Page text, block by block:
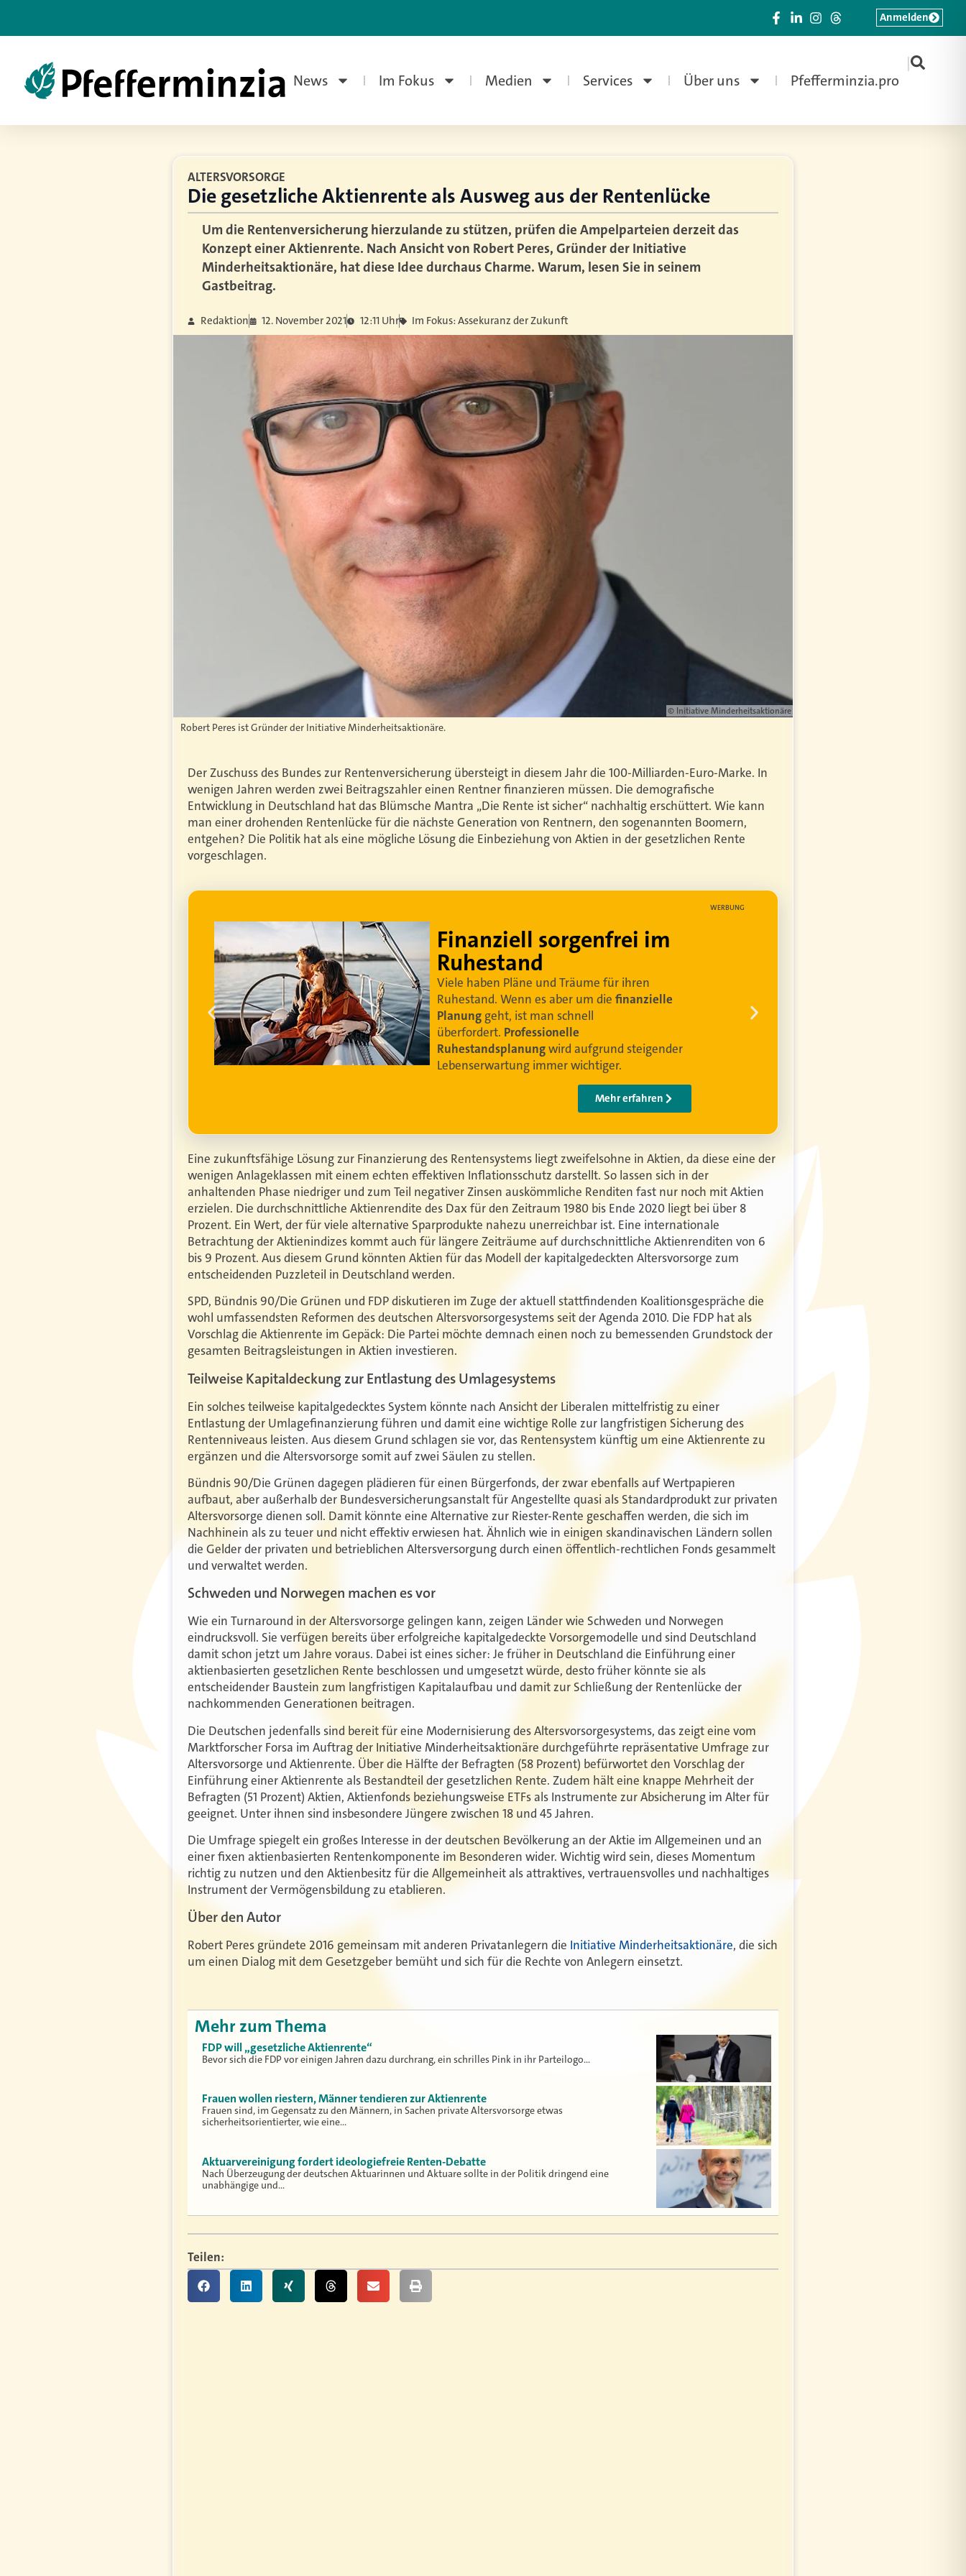
News Im Fokus Medien Services Über uns Pfefferminzia.pro
|
Anmelden
ALTERSVORSORGE
Die gesetzliche Aktienrente als Ausweg aus der Rentenlücke
Um die Rentenversicherung hierzulande zu stützen, prüfen die Ampelparteien derzeit das
Konzept einer Aktienrente. Nach Ansicht von Robert Peres, Gründer der Initiative
Minderheitsaktionäre, hat diese Idee durchaus Charme. Warum, lesen Sie in seinem
Gastbeitrag.
Redaktion 12. November 2021 12:11 Uhr Im Fokus: Assekuranz der Zukunft
© Initiative Minderheitsaktionäre
Robert Peres ist Gründer der Initiative Minderheitsaktionäre.
Der Zuschuss des Bundes zur Rentenversicherung übersteigt in diesem Jahr die 100-Milliarden-Euro-Marke. In
wenigen Jahren werden zwei Beitragszahler einen Rentner finanzieren müssen. Die demografische
Entwicklung in Deutschland hat das Blümsche Mantra „Die Rente ist sicher“ nachhaltig erschüttert. Wie kann
man einer drohenden Rentenlücke für die nächste Generation von Rentnern, den sogenannten Boomern,
entgehen? Die Politik hat als eine mögliche Lösung die Einbeziehung von Aktien in der gesetzlichen Rente
vorgeschlagen.
WERBUNG
Lebe dein bestes Leben
Um sorgenfrei in den Ruhestand zu blicken,
braucht esprofessionelle Ruhestandsplanung
Damit Ihre Kundinnen und Kunden
ihr bestes
Leben leben können
Video anschauen
Eine zukunftsfähige Lösung zur Finanzierung des Rentensystems liegt zweifelsohne in Aktien, da diese eine der
wenigen Anlageklassen mit einem echten effektiven Inflationsschutz darstellt. So lassen sich in der
anhaltenden Phase niedriger und zum Teil negativer Zinsen auskömmliche Renditen fast nur noch mit Aktien
erzielen. Die durchschnittliche Aktienrendite des Dax für den Zeitraum 1980 bis Ende 2020 liegt bei über 8
Prozent. Ein Wert, der für viele alternative Sparprodukte nahezu unerreichbar ist. Eine internationale
Betrachtung der Aktienindizes kommt auch für längere Zeiträume auf durchschnittliche Aktienrenditen von 6
bis 9 Prozent. Aus diesem Grund könnten Aktien für das Modell der kapitalgedeckten Altersvorsorge zum
entscheidenden Puzzleteil in Deutschland werden.
SPD, Bündnis 90/Die Grünen und FDP diskutieren im Zuge der aktuell stattfindenden Koalitionsgespräche die
wohl umfassendsten Reformen des deutschen Altersvorsorgesystems seit der Agenda 2010. Die FDP hat als
Vorschlag die Aktienrente im Gepäck: Die Partei möchte demnach einen noch zu bemessenden Grundstock der
gesamten Beitragsleistungen in Aktien investieren.
Teilweise Kapitaldeckung zur Entlastung des Umlagesystems
Ein solches teilweise kapitalgedecktes System könnte nach Ansicht der Liberalen mittelfristig zu einer
Entlastung der Umlagefinanzierung führen und damit eine wichtige Rolle zur langfristigen Sicherung des
Rentenniveaus leisten. Aus diesem Grund schlagen sie vor, das Rentensystem künftig um eine Aktienrente zu
ergänzen und die Altersvorsorge somit auf zwei Säulen zu stellen.
Bündnis 90/Die Grünen dagegen plädieren für einen Bürgerfonds, der zwar ebenfalls auf Wertpapieren
aufbaut, aber außerhalb der Bundesversicherungsanstalt für Angestellte quasi als Standardprodukt zur privaten
Altersvorsorge dienen soll. Damit könnte eine Alternative zur Riester-Rente geschaffen werden, die sich im
Nachhinein als zu teuer und nicht effektiv erwiesen hat. Ähnlich wie in einigen skandinavischen Ländern sollen
die Gelder der privaten und betrieblichen Altersversorgung durch einen öffentlich-rechtlichen Fonds gesammelt
und verwaltet werden.
Schweden und Norwegen machen es vor
Wie ein Turnaround in der Altersvorsorge gelingen kann, zeigen Länder wie Schweden und Norwegen
eindrucksvoll. Sie verfügen bereits über erfolgreiche kapitalgedeckte Vorsorgemodelle und sind Deutschland
damit schon jetzt um Jahre voraus. Dabei ist eines sicher: Je früher in Deutschland die Einführung einer
aktienbasierten gesetzlichen Rente beschlossen und umgesetzt würde, desto früher könnte sie als
entscheidender Baustein zum langfristigen Kapitalaufbau und damit zur Schließung der Rentenlücke der
nachkommenden Generationen beitragen.
Die Deutschen jedenfalls sind bereit für eine Modernisierung des Altersvorsorgesystems, das zeigt eine vom
Marktforscher Forsa im Auftrag der Initiative Minderheitsaktionäre durchgeführte repräsentative Umfrage zur
Altersvorsorge und Aktienrente. Über die Hälfte der Befragten (58 Prozent) befürwortet den Vorschlag der
Einführung einer Aktienrente als Bestandteil der gesetzlichen Rente. Zudem hält eine knappe Mehrheit der
Befragten (51 Prozent) Aktien, Aktienfonds beziehungsweise ETFs als Instrumente zur Absicherung im Alter für
geeignet. Unter ihnen sind insbesondere Jüngere zwischen 18 und 45 Jahren.
Die Umfrage spiegelt ein großes Interesse in der deutschen Bevölkerung an der Aktie im Allgemeinen und an
einer fixen aktienbasierten Rentenkomponente im Besonderen wider. Wichtig wird sein, dieses Momentum
richtig zu nutzen und den Aktienbesitz für die Allgemeinheit als attraktives, vertrauensvolles und nachhaltiges
Instrument der Vermögensbildung zu etablieren.
Über den Autor
Robert Peres gründete 2016 gemeinsam mit anderen Privatanlegern die Initiative Minderheitsaktionäre, die sich
um einen Dialog mit dem Gesetzgeber bemüht und sich für die Rechte von Anlegern einsetzt.
Mehr zum Thema
FDP will „gesetzliche Aktienrente“
Bevor sich die FDP vor einigen Jahren dazu durchrang, ein schrilles Pink in ihr Parteilogo…
Frauen wollen riestern, Männer tendieren zur Aktienrente
Frauen sind, im Gegensatz zu den Männern, in Sachen private Altersvorsorge etwas
sicherheitsorientierter, wie eine…
Aktuarvereinigung fordert ideologiefreie Renten-Debatte
Nach Überzeugung der deutschen Aktuarinnen und Aktuare sollte in der Politik dringend eine
unabhängige und…
Teilen: